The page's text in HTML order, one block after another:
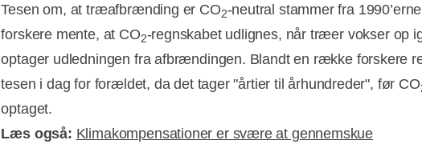
Tesen om, at træafbrænding er CO2-neutral stammer fra
forskere mente, at CO2-regnskabet udlignes, når træer vokser op
optager udledningen fra afbrændingen. Blandt en række forskere
tesen i dag for forældet, da det tager "årtier til århundreder", før CO
optaget.
Læs også: Klimakompensationer er svære at gennemskue